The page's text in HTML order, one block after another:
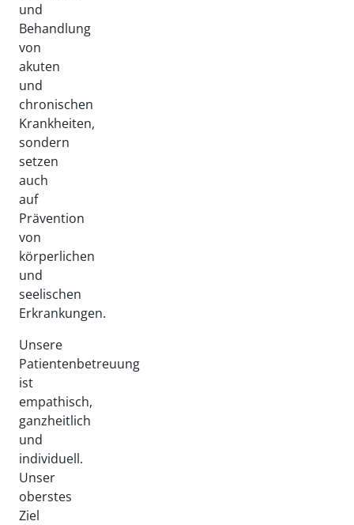
und
Behandlung
von
akuten
und
chronischen
Krankheiten,
sondern
setzen
auch
auf
Prävention
von
körperlichen
und
seelischen
Erkrankungen.
Unsere
Patientenbetreuung
ist
empathisch,
ganzheitlich
und
individuell.
Unser
oberstes
Ziel